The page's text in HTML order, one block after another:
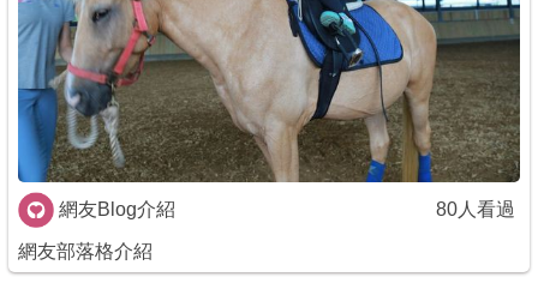
商家合作
推薦景點
討論區
網友Blog介紹 80人看過
網友部落格介紹